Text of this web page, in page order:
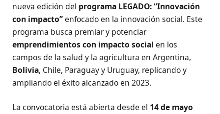
nueva edición del programa LEGADO: “Innovación
con impacto”enfocado en la innovación social. Este
programa busca premiar y potenciar
emprendimientos con impacto social en los
campos de la salud y la agricultura en Argentina,
Bolivia, Chile, Paraguay y Uruguay, replicando y
ampliando el éxito alcanzado en 2023.
La convocatoria está abierta desde el 14 de mayo